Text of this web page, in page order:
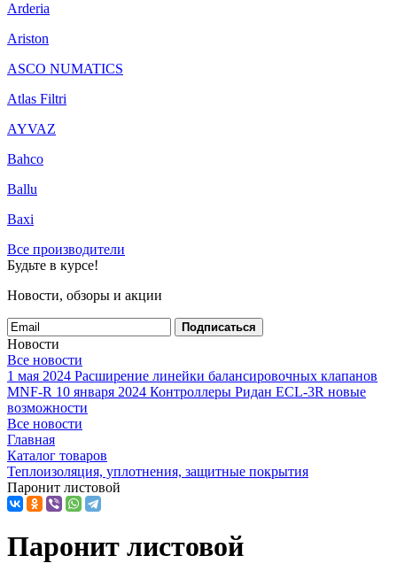
Arderia
Ariston
ASCO NUMATICS
Atlas Filtri
AYVAZ
Bahco
Ballu
Baxi
Все производители
Будьте в курсе!
Новости, обзоры и акции
Подписаться
Новости
Все новости
1 мая 2024 Расширение линейки балансировочных клапанов
MNF-R 10 января 2024 Контроллеры Ридан ECL-3R новые
возможности
Все новости
Главная
Каталог товаров
Теплоизоляция, уплотнения, защитные покрытия
Паронит листовой
Паронит листовой